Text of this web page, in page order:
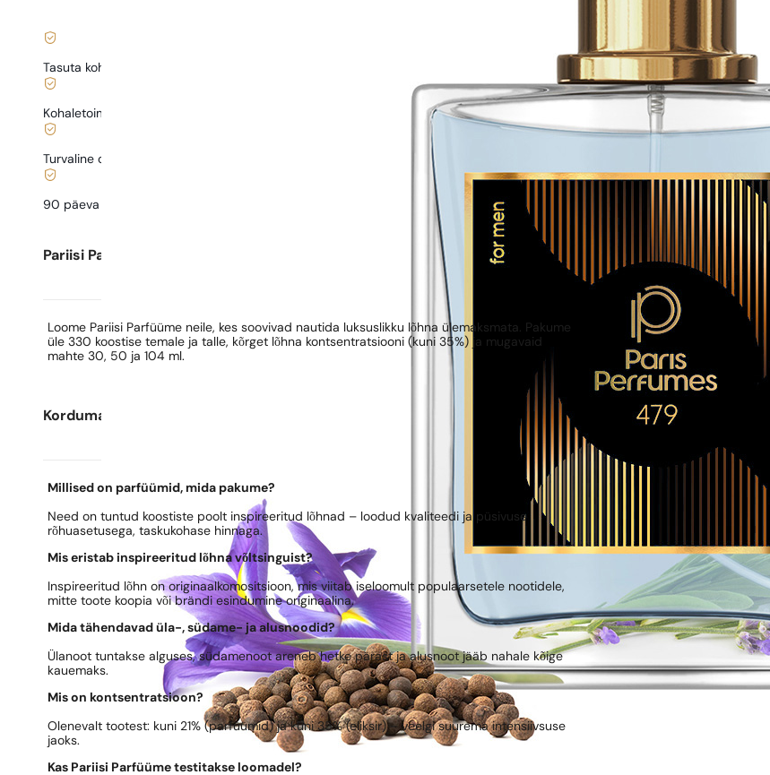
Tasuta kohaletoimetamine alates
Kohaletoimetamine alates
Turvaline ostlemine ja maksed
90 päeva
Pariisi Parfüümide kohta
Loome Pariisi Parfüüme neile, kes soovivad nautida luksuslikku lõhna ülemaksmata. Pakume
üle 330 koostise temale ja talle, kõrget lõhna kontsentratsiooni (kuni 35%) ja mugavaid
mahte 30, 50 ja 104 ml.
Korduma kippuvad küsimused
Millised on parfüümid, mida pakume?
Need on tuntud koostiste poolt inspireeritud lõhnad – loodud kvaliteedi ja püsivuse
rõhuasetusega, taskukohase hinnaga.
Mis eristab inspireeritud lõhna võltsinguist?
Inspireeritud lõhn on originaalkomositsioon, mis viitab iseloomult populaarsetele nootidele,
mitte toote koopia või brändi esindumine originaalina.
Mida tähendavad üla-, südame- ja alusnoodid?
Ülanoot tuntakse alguses, südamenoot areneb hetke pärast ja alusnoot jääb nahale kõige
kauemaks.
Mis on kontsentratsioon?
Olenevalt tootest: kuni 21% (parfüümid) ja kuni 35% (eliksir) – veelgi suurema intensiivsuse
jaoks.
Kas Pariisi Parfüüme testitakse loomadel?